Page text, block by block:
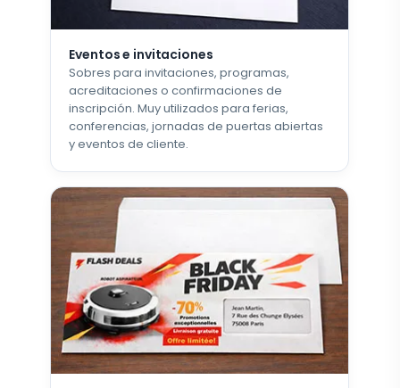
Eventos e invitaciones
Sobres para invitaciones, programas,
acreditaciones o confirmaciones de
inscripción. Muy utilizados para ferias,
conferencias, jornadas de puertas abiertas
y eventos de cliente.